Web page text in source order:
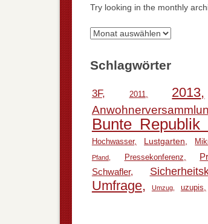
Try looking in the monthly
Archiv
Schlagwörter
3F 2011 2013
Bunte Republik
Hochwasser Lustgarten
Pfand Pressekonferenz
Schwafler
Umfrage Umzug uzupis